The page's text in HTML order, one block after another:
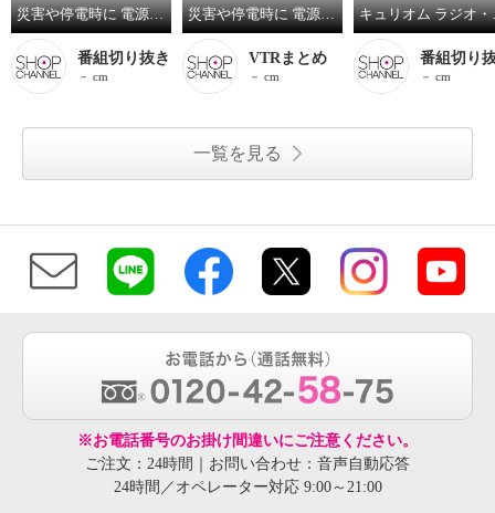
災害や停電時に 電源も情報もキャッチ！ ”キュリオム テレビ・ラジオ搭載 ポータブル電源 パワーステーション” ＤＴＶ１０１－２５６
番組切り抜き
－ cm
災害や停電時に 電源も情報もキャッチ！ ”キュリオム テレビ・ラジオ搭載 ポータブル電源 パワーステーション” ＤＴＶ１０１－２５６
VTRまとめ
－ cm
キュリオム ラジオ・ワ
番組切り
－ cm
一覧を見る
※お電話番号のお掛け間違いにご注意ください。
ご注文：24時間｜お問い合わせ：音声自動応答
24時間／オペレーター対応 9:00～21:00